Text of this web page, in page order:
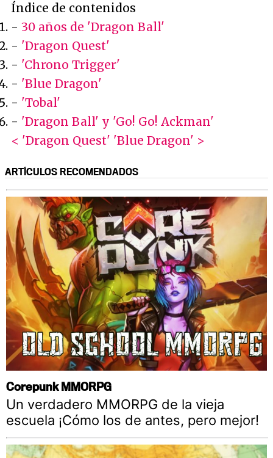
Índice de contenidos
- 30 años de 'Dragon Ball'
- 'Dragon Quest'
- 'Chrono Trigger'
- 'Blue Dragon'
- 'Tobal'
- 'Dragon Ball' y 'Go! Go! Ackman'
< 'Dragon Quest' 'Blue Dragon' >
ARTÍCULOS RECOMENDADOS
Corepunk MMORPG
Un verdadero MMORPG de la vieja
escuela ¡Cómo los de antes, pero mejor!